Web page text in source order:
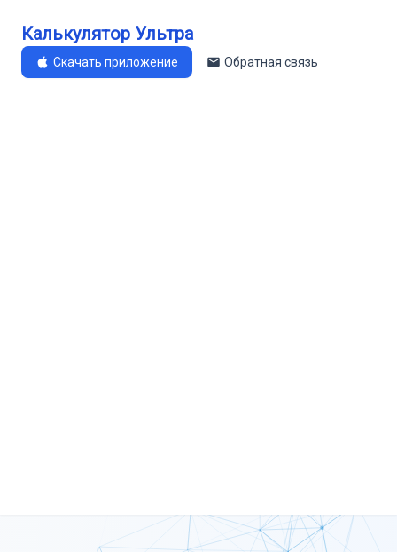
Калькулятор Ультра
Скачать приложение Обратная связь